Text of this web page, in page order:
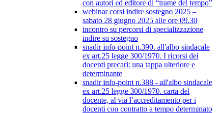
con autori ed editore di “trame del tempo”
webinar corsi indire sostegno 2025 –
sabato 28 giugno 2025 alle ore 09.30
incontro su percorsi di specializzazione
indire su sostegno
snadir info-point n.390. all'albo sindacale
ex art.25 legge 300/1970. I ricorsi dei
docenti precari: una tappa ulteriore e
determinante
snadir info-point n.388 - all'albo sindacale
ex art.25 legge 300/1970. carta del
docente, al via l’accreditamento per i
docenti con contratto a tempo determinato